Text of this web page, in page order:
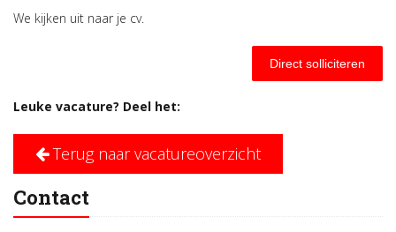
We kijken uit naar je cv.
Direct solliciteren
Leuke vacature? Deel het:
Terug naar vacatureoverzicht
Contact